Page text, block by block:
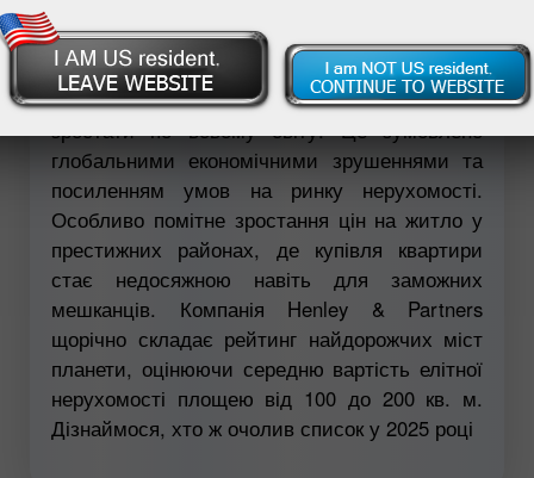
Вартість життя в містах продовжує стрімко
зростати по всьому світу. Це зумовлено
глобальними економічними зрушеннями та
посиленням умов на ринку нерухомості.
Особливо помітне зростання цін на житло у
престижних районах, де купівля квартири
стає недосяжною навіть для заможних
мешканців. Компанія Henley & Partners
щорічно складає рейтинг найдорожчих міст
планети, оцінюючи середню вартість елітної
нерухомості площею від 100 до 200 кв. м.
Дізнаймося, хто ж очолив список у 2025 році